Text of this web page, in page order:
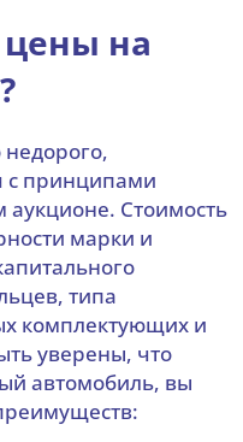
цены на
с принципами
Стоимость
марки и
типа
комплектующих и
уверены, что
автомобиль, вы